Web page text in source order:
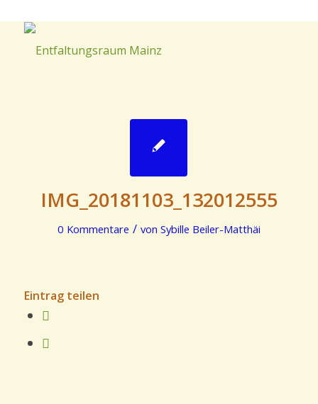
IMG_20181103_132012555
0 Kommentare / von Sybille Beiler-Matthäi
Eintrag teilen